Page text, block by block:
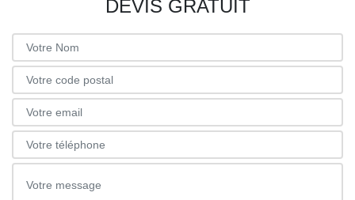
DEVIS GRATUIT